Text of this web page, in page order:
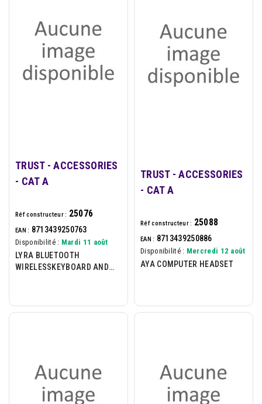
TRUST - ACCESSORIES
- CAT A
Réf constructeur : 25076
EAN : 8713439250763
Disponibilité : Mardi 11 août
LYRA BLUETOOTH
WIRELESSKEYBOARD AND
TRUST - ACCESSORIES
- CAT A
Réf constructeur : 25088
EAN : 8713439250886
Disponibilité : Mercredi 12 août
AYA COMPUTER HEADSET